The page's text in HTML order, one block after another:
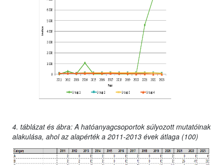
4. táblázat és ábra: A hatóanyagcsoportok súlyozott mutatóinak
alakulása, ahol az alapérték a 2011-2013 évek átlaga (100)